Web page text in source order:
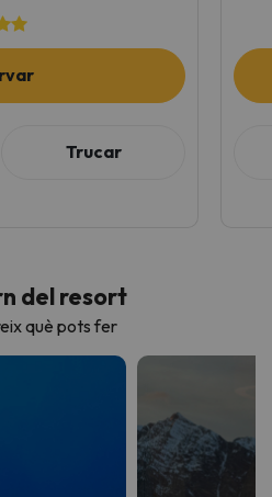
Trucar
del resort
què pots fer